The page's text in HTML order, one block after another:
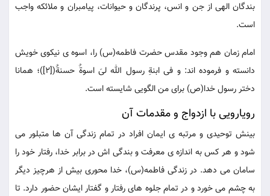
بندگان الهی از جن و انس، پرندگان و حیوانات، پیامبران و ملائکه واجب
است.
امام زمان هم وجود مقدس حضرت فاطمه(س) را، اسوه ی نیکوی خویش
دانسته و فرموده اند: و فی ابنةِ رسول الله لیَ اسوةٌ حسنةٌ([2])؛ همانا
دختر رسول خدا(ص) برای من الگویی شایسته است.
رویارویی با ازدواج و مقدمات آن
بینش توحیدی و مرتبه ی ایمان افراد در تمام زندگی آن ها متبلور می
شود و هر کس به اندازه ی معرفت و بندگی اش در برابر خدا، رفتار خود را
سامان می دهد. در زندگی فاطمه(س)، خدا محوری بیش از هرچیز دیگر
به چشم می خورد و در تمام جلوه های رفتار و گفتار ایشان حضور دارد. تا